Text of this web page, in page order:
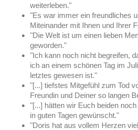
weiterleben."
"Es war immer ein freundliches
Miteinander mit Ihnen und Ihrer
"Die Welt ist um einen lieben
geworden."
"Ich kann noch nicht begreifen,
ich an einem schönen Tag im
letztes gewesen ist."
"[...] tiefstes Mitgefühl zum Tod
Freundin und Deiner so langen
"[...] hätten wir Euch beiden
in guten Tagen gewünscht."
"Doris hat aus vollem Herzen